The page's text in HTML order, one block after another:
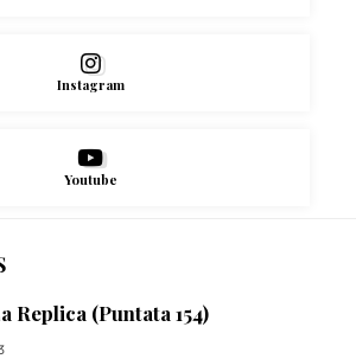
Instagram
Youtube
Replica (Puntata 154)